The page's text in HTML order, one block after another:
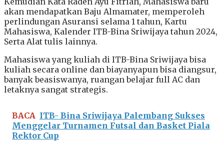
akan mendapatkan Baju Almamater, memperoleh
perlindungan Asuransi selama 1 tahun, Kartu
Mahasiswa, Kalender ITB-Bina Sriwijaya tahun 2024,
Serta Alat tulis lainnya.
Mahasiswa yang kuliah di ITB-Bina Sriwijaya bisa
kuliah secara online dan biayanyapun bisa diangsur,
banyak beasiswanya, ruangan belajar full AC dan
letaknya sangat strategis.
BACA ITB- Bina Sriwijaya Palembang Sukses
Menggelar Turnamen Futsal dan Basket Piala
Rektor Cup